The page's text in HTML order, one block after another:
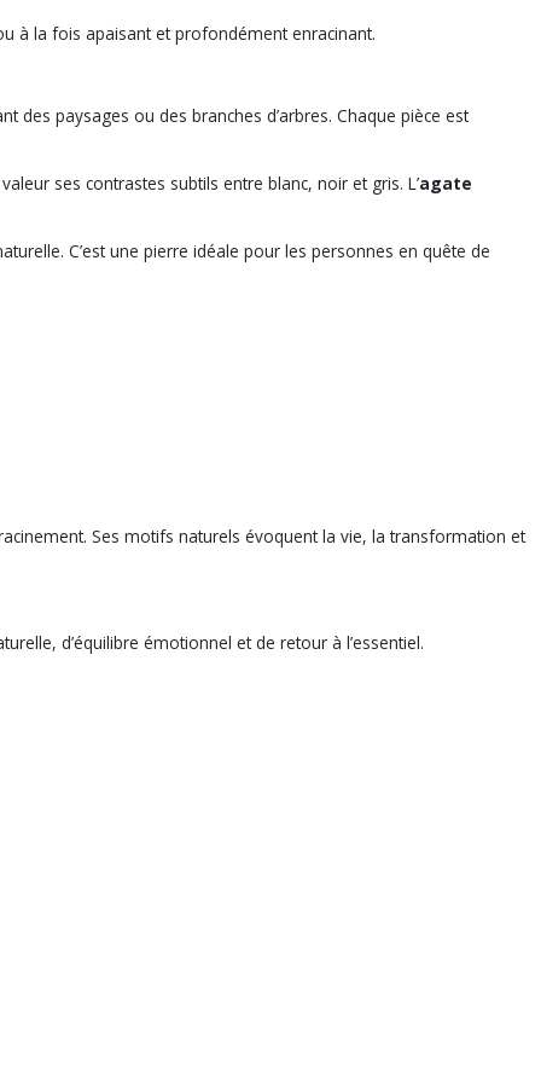
à la fois apaisant et profondément enracinant.
paysages ou des branches d’arbres. Chaque pièce est
ses contrastes subtils entre blanc, noir et gris. L’agate
C’est une pierre idéale pour les personnes en quête de
Ses motifs naturels évoquent la vie, la transformation et
d’équilibre émotionnel et de retour à l’essentiel.